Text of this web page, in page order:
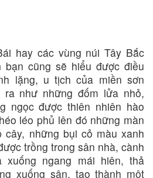
hay các vùng núi Tây Bắc
cũng sẽ hiểu được điều
lặng, u tịch của miền sơn
như những đốm lửa nhỏ,
ngọc được thiên nhiên hào
léo phủ lên đó những màn
cây, những bụi cỏ màu xanh
trồng trong sân nhà, cành
xuống ngang mái hiên, thả
xuống sân, tạo thành một